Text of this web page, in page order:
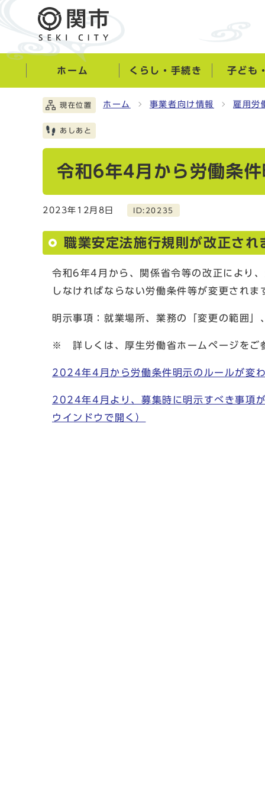
ホーム くらし・手続き 子ども
現在位置 ホーム 事業者向け情報 雇用労
あしあと
令和6年4月から労働条
2023年12月8日 ID:20235
職業安定法施行規則が改正され
令和6年4月から、関係省令等の改正により
しなければならない労働条件等が変更されま
明示事項：就業場所、業務の「変更の範囲
※ 詳しくは、厚生労働省ホームページをご
2024年4月から労働条件明示のルールが
2024年4月より、募集時に明示すべき事項
ウインドウで開く）